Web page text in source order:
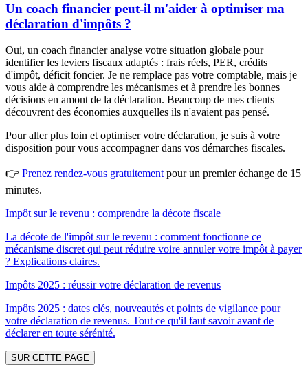
Un coach financier peut-il m'aider à optimiser ma
déclaration d'impôts ?
Oui, un coach financier analyse votre situation globale pour
identifier les leviers fiscaux adaptés : frais réels, PER, crédits
d'impôt, déficit foncier. Je ne remplace pas votre comptable, mais je
vous aide à comprendre les mécanismes et à prendre les bonnes
décisions en amont de la déclaration. Beaucoup de mes clients
découvrent des économies auxquelles ils n'avaient pas pensé.
Pour aller plus loin et optimiser votre déclaration, je suis à votre
disposition pour vous accompagner dans vos démarches fiscales.
👉 Prenez rendez-vous gratuitement pour un premier échange de 15
minutes.
Impôt sur le revenu : comprendre la décote fiscale
La décote de l'impôt sur le revenu : comment fonctionne ce
mécanisme discret qui peut réduire voire annuler votre impôt à payer
? Explications claires.
Impôts 2025 : réussir votre déclaration de revenus
Impôts 2025 : dates clés, nouveautés et points de vigilance pour
votre déclaration de revenus. Tout ce qu'il faut savoir avant de
déclarer en toute sérénité.
SUR CETTE PAGE